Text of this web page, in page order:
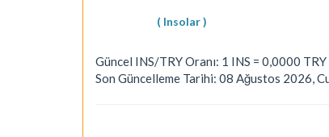
( Insolar )
Güncel INS/TRY Oranı: 1 INS = 0,0000 TRY
Son Güncelleme Tarihi: 08 Ağustos 2026,